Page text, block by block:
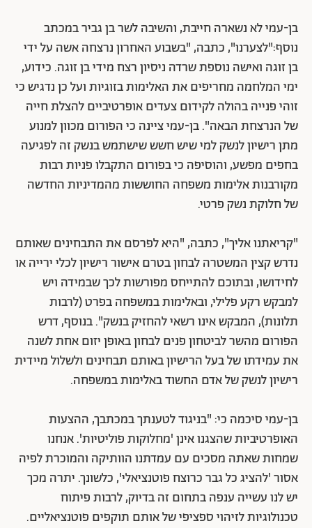
בן-עמי לא נשארה חייבת, והשיבה לשר בן גביר במכתב
נוסף:"לצערנו", כתבה, "בשבוע האחרון נרצחה אשה על ידי
בן זוגה ואישה נוספת שרדה ניסיון רצח מידי בן זוגה. כידוע,
ימי המלחמה מחריפים את האלימות בזוגיות ועל כן נדגיש כי
זוהי פנייה בהולה לקידום צעדים אופרטיביים להצלת חייה
של הנרצחת הבאה". בן-עמי ציינה כי הפורום מכוון למנוע
מתן רישיון לנשק למי שיש חשש שישתמש בנשק זה לפגיעה
בחפים מפשע, והוסיפה כי בפורום התקבלו פניות רבות
מקורבנות אלימות משפחה החוששות מהמדיניות החדשה
של חלוקת נשק פרטי.
"קריאתנו אליך", כתבה, "היא לפרסם את התבחינים שאותם
נדרש קצין המשטרה לבחון בטרם אישור רישיון לכלי ירייה או
לחידושו, ובתוכם להתייחס מפורשות לכך שבמידה ויש
למבקש רקע פלילי, ובאלימות במשפחה בפרט (לרבות
תלונות), המבקש אינו רשאי להחזיק בנשק". בנוסף, דרש
הפורום מהשר לביטחון פנים לבחון באופן יזום אחת לשנה
את עמידתו של בעל הרישיון באותם תבחינים ולשלול מיידית
רישיון לנשק של אדם החשוד באלימות במשפחה.
בן-עמי סיכמה כי: "בניגוד לטענתך במכתבך, ההצעות
האופרטיביות שהצגנו אינן 'מחלוקות פוליטיות'. אנחנו
שמחות שאתה מסכים עם עמדתנו הוותיקה והמוכרת לפיה
אסור 'להציג כל גבר כרוצח פוטנציאלי', כלשונך. יתרה מכך
יש לנו עשייה ענפה בתחום זה בדיוק, לרבות פיתוח
טכנולוגיות לזיהוי ספציפי של אותם תוקפים פוטנציאליים.